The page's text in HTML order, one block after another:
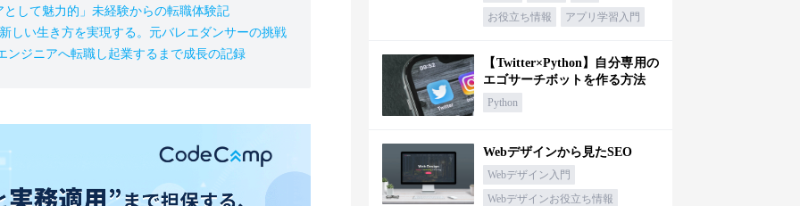
して魅力的」未経験からの転職体験記
しい生き方を実現する。元バレエダンサーの挑戦
ンジニアへ転職し起業するまで成長の記録
お役立ち情報
アプリ学習入門
【Twitter×Python】自分専用の
エゴサーチボットを作る方法
Python
Webデザインから見たSEO
Webデザイン入門
Webデザインお役立ち情報